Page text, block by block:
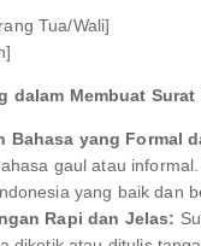
Tua/Wali]
dalam Membuat Surat
Bahasa yang Formal
gaul atau
yang baik dan
Rapi dan Jelas: